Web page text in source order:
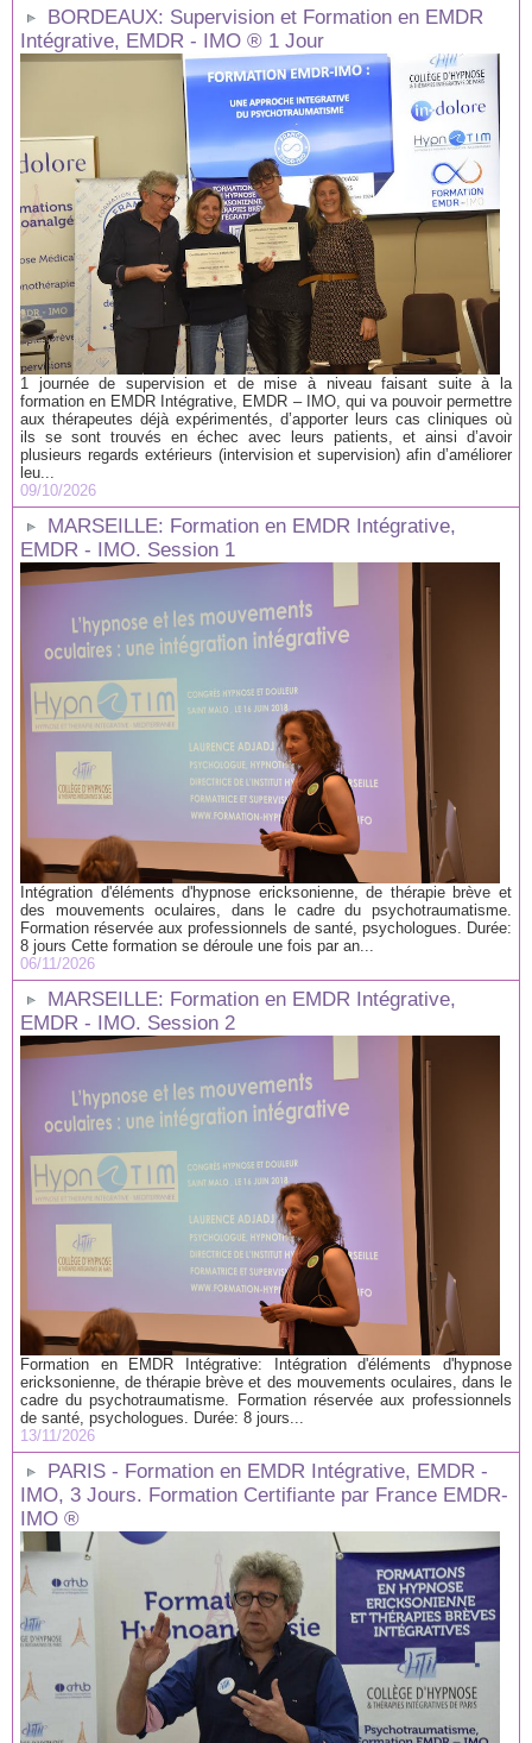
BORDEAUX: Supervision et Formation en EMDR
Intégrative, EMDR - IMO ® 1 Jour
1 journée de supervision et de mise à niveau faisant suite à la
formation en EMDR Intégrative, EMDR – IMO, qui va pouvoir permettre
aux thérapeutes déjà expérimentés, d’apporter leurs cas cliniques où
ils se sont trouvés en échec avec leurs patients, et ainsi d’avoir
plusieurs regards extérieurs (intervision et supervision) afin d’améliorer
leu...
09/10/2026
MARSEILLE: Formation en EMDR Intégrative,
EMDR - IMO. Session 1
Intégration d'éléments d'hypnose ericksonienne, de thérapie brève et
des mouvements oculaires, dans le cadre du psychotraumatisme.
Formation réservée aux professionnels de santé, psychologues. Durée:
8 jours Cette formation se déroule une fois par an...
06/11/2026
MARSEILLE: Formation en EMDR Intégrative,
EMDR - IMO. Session 2
Formation en EMDR Intégrative: Intégration d'éléments d'hypnose
ericksonienne, de thérapie brève et des mouvements oculaires, dans le
cadre du psychotraumatisme. Formation réservée aux professionnels
de santé, psychologues. Durée: 8 jours...
13/11/2026
PARIS - Formation en EMDR Intégrative, EMDR -
IMO, 3 Jours. Formation Certifiante par France EMDR-
IMO ®